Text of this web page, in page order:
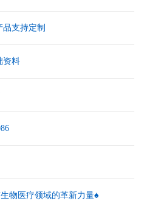
支持定制
资料
物医疗领域的革新力量♠